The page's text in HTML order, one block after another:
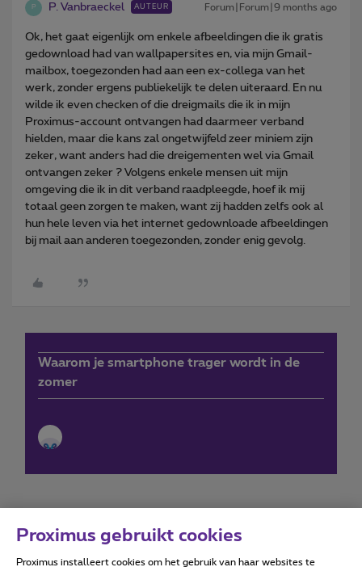
P P. Vanbraeckel AUTEUR Forum|Forum|9 months ago
Ok, het gaat eigenlijk om enkele afbeeldingen die ik gratis
gedownload had van wallpapersites en, via mijn Gmail-
mailbox, toegezonden had aan een ex-collega van het
werk, zonder ergens publiekelijk te delen uiteraard. En nu
wilde ik even checken of die dreigmails die ik in mijn
Proximus-account ontvangen had daarmeer verband
hielden, maar die kans zal ongetwijfeld zeer miniem zijn
zeker, want anders had die dreigementen wel via Gmail
ontvangen zeker ? Volgens enkele mensen uit mijn
omgeving die ik in dit verband raadpleegde, hoef ik mij
totaal geen zorgen te maken, want zij hadden zelfs ook al
hun hele leven via het internet gedownloade afbeeldingen
bij mail aan anderen toegezonden, zonder enig gevolg.
Waarom je smartphone trager wordt in de
zomer
Proximus gebruikt cookies
Proximus installeert cookies om het gebruik van haar websites te